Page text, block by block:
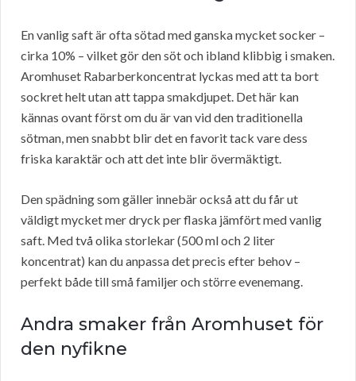
En vanlig saft är ofta sötad med ganska mycket socker –
cirka 10% – vilket gör den söt och ibland klibbig i smaken.
Aromhuset Rabarberkoncentrat lyckas med att ta bort
sockret helt utan att tappa smakdjupet. Det här kan
kännas ovant först om du är van vid den traditionella
sötman, men snabbt blir det en favorit tack vare dess
friska karaktär och att det inte blir övermäktigt.
Den spädning som gäller innebär också att du får ut
väldigt mycket mer dryck per flaska jämfört med vanlig
saft. Med två olika storlekar (500 ml och 2 liter
koncentrat) kan du anpassa det precis efter behov –
perfekt både till små familjer och större evenemang.
Andra smaker från Aromhuset för
den nyfikne